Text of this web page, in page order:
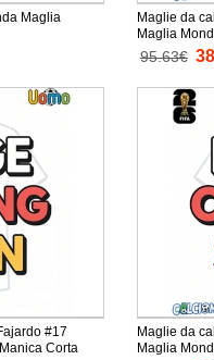
Maglia
Maglie da
95.63€
#17
Seconda Maglia Mondiali 2026 Manica Corta
Maglie da